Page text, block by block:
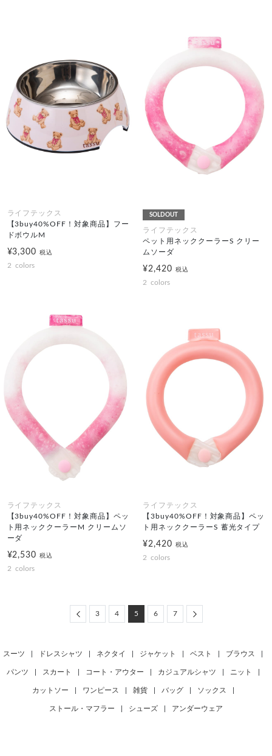
ライフテックス
【3buy40%OFF！対象商品】フー
ドボウルM
¥3,300税込
2 colors
SOLDOUT
ライフテックス
ペット用ネッククーラーS クリー
ムソーダ
¥2,420 税込
2 colors
ライフテックス
【3buy40%OFF！対象商品】ペッ
ト用ネッククーラーM クリームソ
ーダ
¥2,530税込
2 colors
ライフテックス
【3buy40%OFF！対象商品】ペッ
ト用ネッククーラーS 蓄光タイプ
¥2,420 税込
2 colors
Previous
3 4 5 6 7 Next
スーツ ドレスシャツ ネクタイ ジャケット ベスト ブラウス
パンツ スカート コート・アウター カジュアルシャツ ニット
カットソー ワンピース 雑貨 バッグ ソックス
ストール・マフラー シューズ アンダーウェア